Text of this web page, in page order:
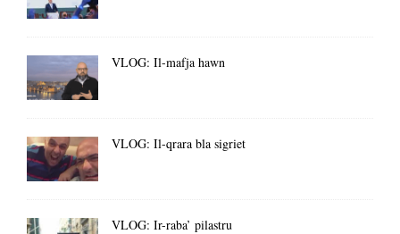
VLOG: Il-mafja hawn
VLOG: Il-qrara bla sigriet
VLOG: Ir-raba’ pilastru